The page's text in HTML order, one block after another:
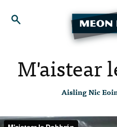
M'aistear
Aisling Nic